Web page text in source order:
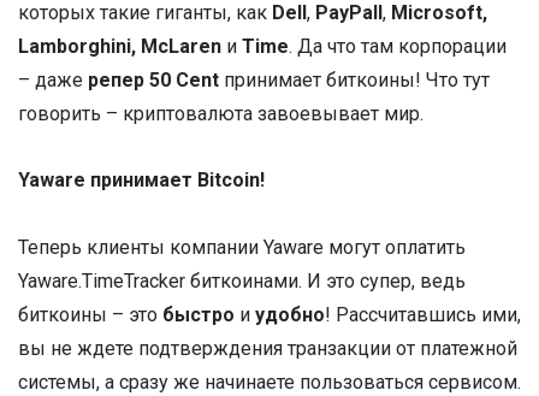
которых такие гиганты, как Dell , PayPall , Microsoft,
Lamborghini, McLaren и Time. Да что там корпорации
– даже репер 50 Cent принимает биткоины! Что тут
говорить – криптовалюта завоевывает мир.
Yaware принимает Bitcoin!
Теперь клиенты компании Yaware могут оплатить
Yaware.TimeTracker биткоинами. И это супер, ведь
биткоины – это быстро и удобно! Рассчитавшись ими,
вы не ждете подтверждения транзакции от платежной
системы, а сразу же начинаете пользоваться сервисом.